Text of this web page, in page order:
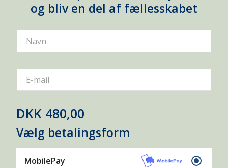
og bliv en del af fællesskabet
Navn
E-mail
DKK 480,00
Vælg betalingsform
MobilePay